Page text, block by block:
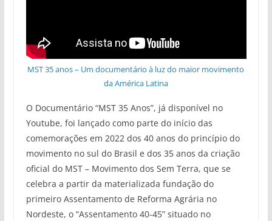
MST 35 anos – Um documentário à luz do maior movimento
da América Latina
O Documentário “MST 35 Anos”, já disponível no
Youtube, foi lançado como parte do início das
comemorações em 2022 dos 40 anos do princípio do
movimento no sul do Brasil e dos 35 anos da criação
oficial do MST – Movimento dos Sem Terra, que se
celebra a partir da materializada fundação do
primeiro Assentamento de Reforma Agrária no
Nordeste, o “Assentamento 40-45” situado no